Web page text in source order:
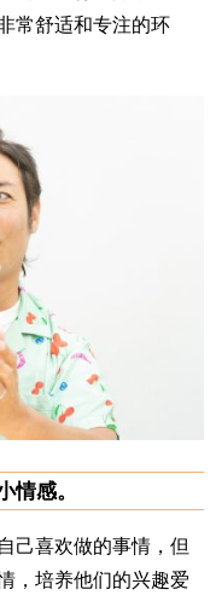
常舒适和专注的环
情感。
己喜欢做的事情，但
，培养他们的兴趣爱